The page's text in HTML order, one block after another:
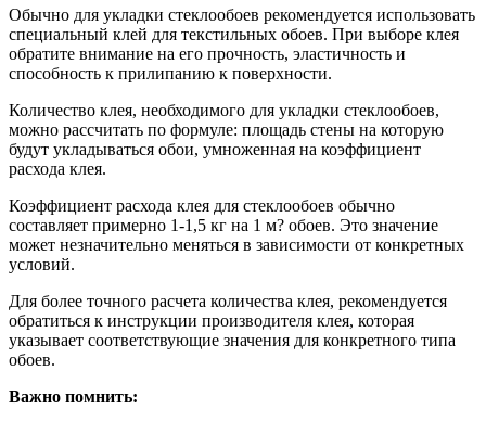
Обычно для укладки стеклообоев рекомендуется использовать
специальный клей для текстильных обоев. При выборе клея
обратите внимание на его прочность, эластичность и
способность к прилипанию к поверхности.
Количество клея, необходимого для укладки стеклообоев,
можно рассчитать по формуле: площадь стены на которую
будут укладываться обои, умноженная на коэффициент
расхода клея.
Коэффициент расхода клея для стеклообоев обычно
составляет примерно 1-1,5 кг на 1 м? обоев. Это значение
может незначительно меняться в зависимости от конкретных
условий.
Для более точного расчета количества клея, рекомендуется
обратиться к инструкции производителя клея, которая
указывает соответствующие значения для конкретного типа
обоев.
Важно помнить: